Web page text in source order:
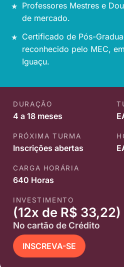
Professores Mestres e
de mercado.
Certificado de Pós-
reconhecido pelo MEC,
Iguaçu.
DURAÇÃO
4 a 18 meses
PRÓXIMA TURMA
Inscrições abertas
CARGA HORÁRIA
640 Horas
INVESTIMENTO
(12x de R$ 33,22)
No cartão de Crédito
INSCREVA-SE